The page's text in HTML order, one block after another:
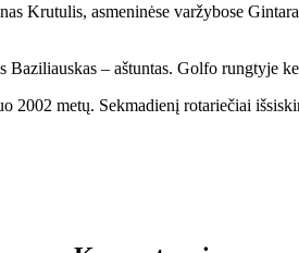
Kru­tu­lis, as­me­ni­nė­se var­žy­bo­se
Ba­zi­liaus­kas – aš­tun­tas. Gol­fo rung­ty­je
2002 me­tų. Sek­ma­die­nį ro­ta­rie­čiai